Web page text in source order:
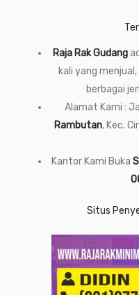
Raja Rak Gudang
kali yang
berbagai
Alamat Kami :
Rambutan, Kec.
Kantor Kami Buka
Situs